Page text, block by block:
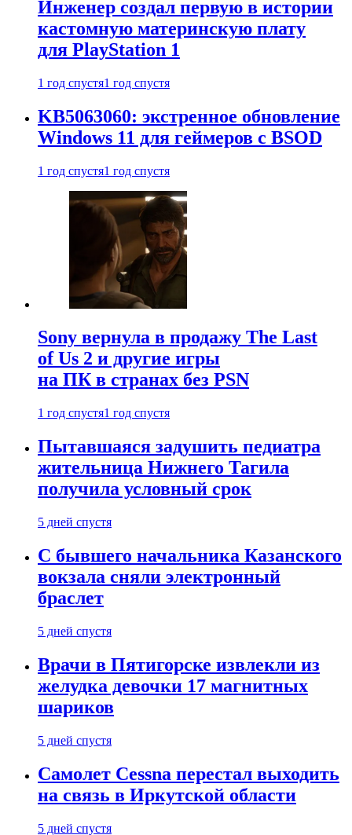
Инженер создал первую в истории
кастомную материнскую плату
для PlayStation 1
1 год спустя1 год спустя
KB5063060: экстренное обновление
Windows 11 для геймеров с BSOD
1 год спустя1 год спустя
Sony вернула в продажу The Last
of Us 2 и другие игры
на ПК в странах без PSN
1 год спустя1 год спустя
Пытавшаяся задушить педиатра
жительница Нижнего Тагила
получила условный срок
5 дней спустя
С бывшего начальника Казанского
вокзала сняли электронный
браслет
5 дней спустя
Врачи в Пятигорске извлекли из
желудка девочки 17 магнитных
шариков
5 дней спустя
Самолет Cessna перестал выходить
на связь в Иркутской области
5 дней спустя